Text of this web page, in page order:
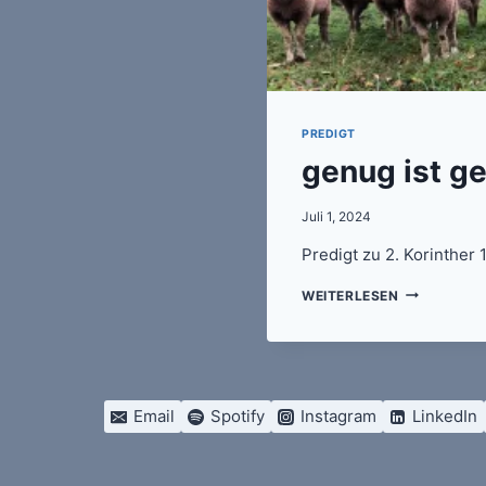
PREDIGT
genug ist
Juli 1, 2024
Predigt zu 2. Korinther
WEITERLESEN GENUG
Email Spotify Instagram LinkedIn